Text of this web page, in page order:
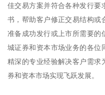
佳交易方案并符合各种发行要
书，帮助客户修正交易结构或
准备成功发行或上市所需要的
城证券和资本市场业务的各位
精深的专业经验解决客户需求
券和资本市场实现飞跃发展。